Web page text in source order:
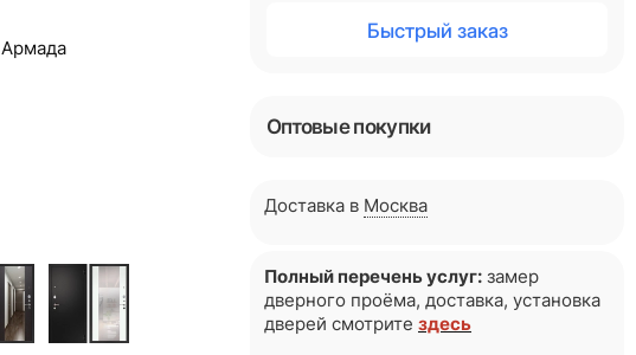
Армада
Быстрый заказ
Оптовые покупки
Доставка в Москва
Полный перечень услуг: замер
дверного проёма, доставка, установка
дверей смотрите здесь